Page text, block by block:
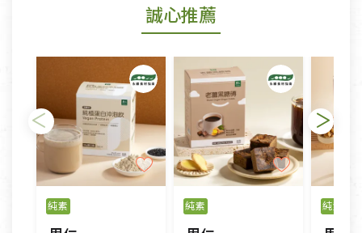
若您購買的商品有下列「不適用七天鑑賞期商品」情
形者，除商品瑕疵以外，恕不接受退換貨.
依消保法之規定提供該商品七天免費鑑賞期(含例假
日)的服務，原則上若商品未經使用或被汙損(除商品
瑕疵)，一般皆可申請退換貨。
不適用七天鑑賞期商品：
以數位或電磁紀錄形式儲存之商品、易於變質或損壞
之商品、以及性質上無法或不適合退換之商品：如
CD、VCD、DVD、電腦軟體，若產品瑕疵無法讀取僅
誠心推薦
純素 純素 純素